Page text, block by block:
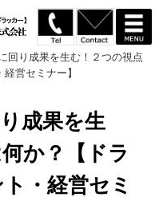
回り成果を生む！２つの視点
営セミナー】
成果を生
か？【ドラ
・経営セミ